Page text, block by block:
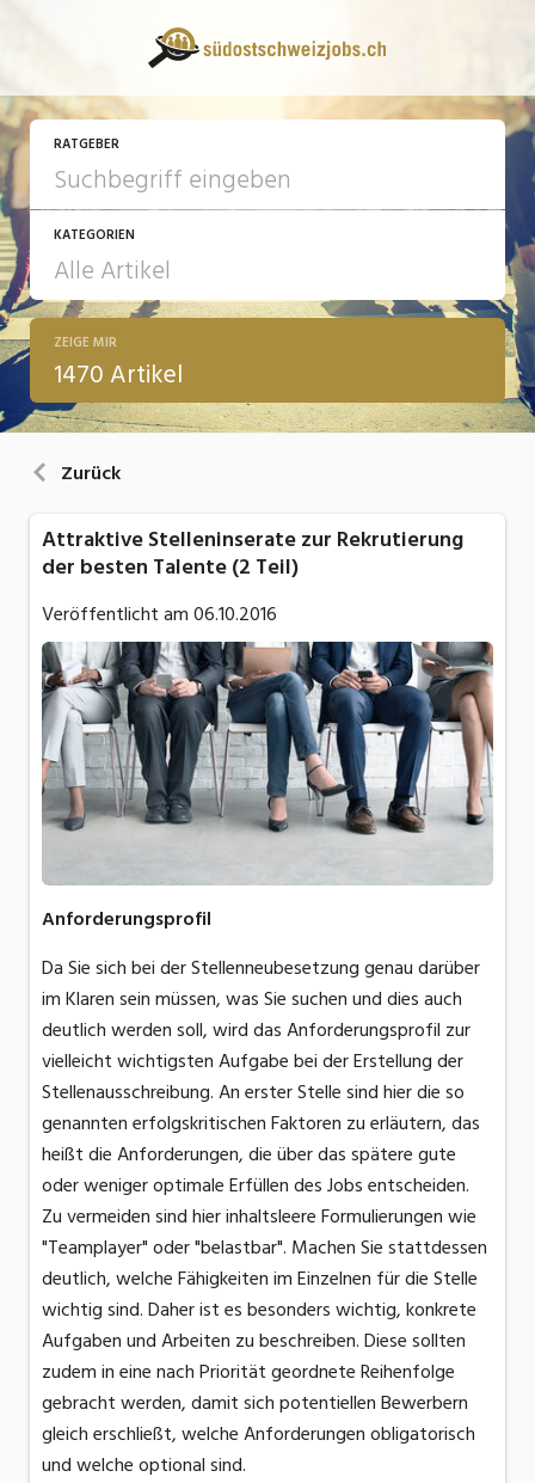
RATGEBER
KATEGORIEN
13 Fragen - 13 Antworten
Arbeit
ZEIGE MIR
1470 Artikel
Zurück
Attraktive Stelleninserate zur Rekrutierung
der besten Talente (2 Teil)
Veröffentlicht am06.10.2016
Anforderungsprofil
Da Sie sich bei der Stellenneubesetzung genau darüber
im Klaren sein müssen, was Sie suchen und dies auch
deutlich werden soll, wird das Anforderungsprofil zur
vielleicht wichtigsten Aufgabe bei der Erstellung der
Stellenausschreibung. An erster Stelle sind hier die so
genannten erfolgskritischen Faktoren zu erläutern, das
heißt die Anforderungen, die über das spätere gute
oder weniger optimale Erfüllen des Jobs entscheiden.
Zu vermeiden sind hier inhaltsleere Formulierungen wie
"Teamplayer" oder "belastbar". Machen Sie stattdessen
deutlich, welche Fähigkeiten im Einzelnen für die Stelle
wichtig sind. Daher ist es besonders wichtig, konkrete
Aufgaben und Arbeiten zu beschreiben. Diese sollten
zudem in eine nach Priorität geordnete Reihenfolge
gebracht werden, damit sich potentiellen Bewerbern
gleich erschließt, welche Anforderungen obligatorisch
und welche optional sind.